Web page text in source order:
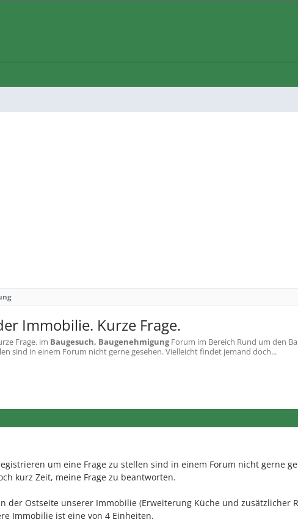
Immobilie. Kurze Frage.
Frage. im Baugesuch, Baugenehmigung Forum im Bereich Rund um den
sind in einem Forum nicht gerne gesehen. Vielleicht findet jemand doch...
um eine Frage zu stellen sind in einem Forum nicht gerne
kurz Zeit, meine Frage zu beantworten.
der Ostseite unserer Immobilie (Erweiterung Küche und zusätzlicher
Immobilie ist eine von 4 Einheiten.